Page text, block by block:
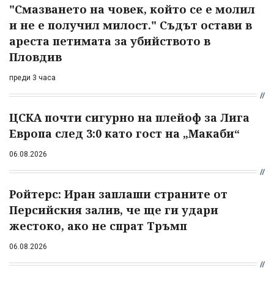
"Смазването на човек, който се е молил
и не е получил милост." Съдът остави в
ареста петимата за убийството в
Пловдив
преди 3 часа
ЦСКА почти сигурно на плейоф за Лига
Европа след 3:0 като гост на „Макаби“
06.08.2026
Ройтерс: Иран заплаши страните от
Персийския залив, че ще ги удари
жестоко, ако не спрат Тръмп
06.08.2026